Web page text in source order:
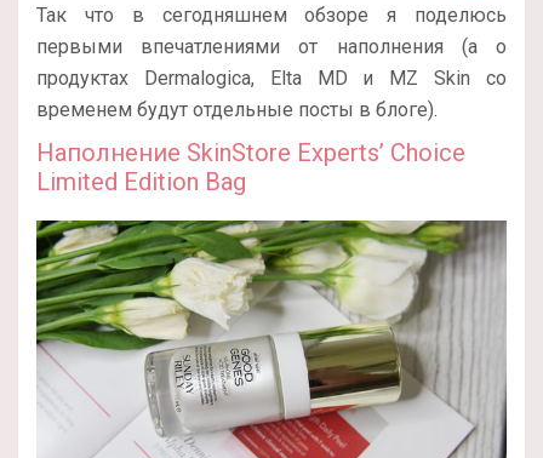
Так что в сегодняшнем обзоре я поделюсь
первыми впечатлениями от наполнения (а о
продуктах Dermalogica, Elta MD и MZ Skin со
временем будут отдельные посты в блоге).
Наполнение SkinStore Experts’ Choice
Limited Edition Bag